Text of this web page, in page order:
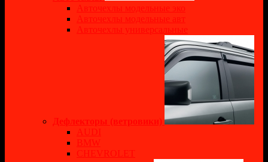
Авточехлы модельные эко
Авточехлы модельные авт
Авточехлы универсальные
Дефлекторы (ветровики)
AUDI
BMW
CHEVROLET